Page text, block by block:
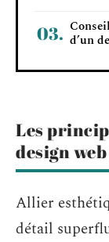
d’un
Les
design
Allier
détail